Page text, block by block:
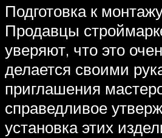
Подготовка к
Продавцы
уверяют, что это
делается своими
приглашения
справедливое
установка этих